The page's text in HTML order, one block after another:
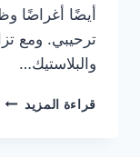
أيضًا أغراضًا
ترحيبي. ومع
والبلاستيك…
قراءة المزيد